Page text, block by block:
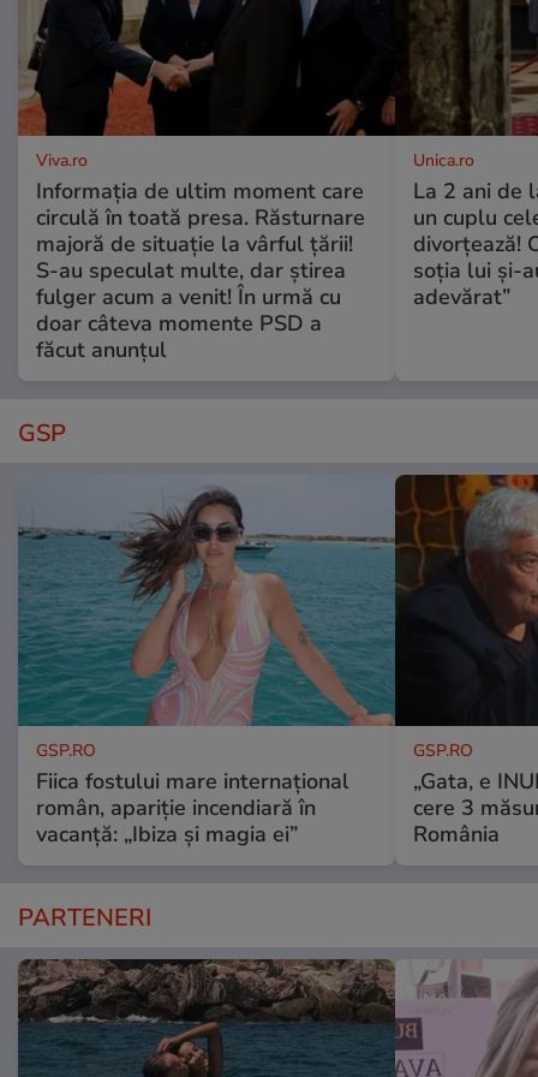
Viva.ro
Informația de ultim moment care
circulă în toată presa. Răsturnare
majoră de situație la vârful țării!
S-au speculat multe, dar știrea
fulger acum a venit! În urmă cu
doar câteva momente PSD a
făcut anunțul
Unica.ro
La 2 ani de
un cuplu
divorțează!
soția lui și-
adevărat”
GSP
GSP.RO
Fiica fostului mare internațional
român, apariție incendiară în
vacanță: „Ibiza și magia ei”
GSP.RO
„Gata, e
cere 3
România
PARTENERI